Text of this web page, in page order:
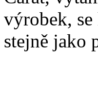
výrobek,
stejně jako